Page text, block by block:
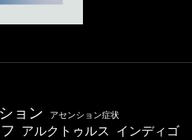
ョン アセンション症状
アルクトゥルス インディゴ